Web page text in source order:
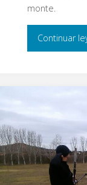
monte.
Continuar